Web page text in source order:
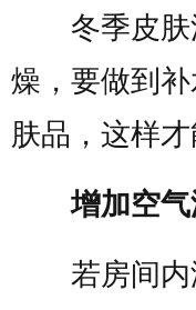
冬季皮肤
燥，要做到
肤品，这样
增加空
若房间内